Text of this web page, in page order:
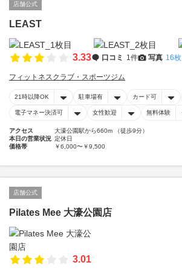
店舗公式
LEAST
3.33 口コミ 1件 写真 16枚
フィットネスクラブ・スポーツジム
21時以降OK 駐車場有 カード可
電子マネー決済可 女性歓迎 無料体験
アクセス
大濠公園駅から660m （徒歩9分）
本日の営業状況 定休日
価格帯
￥6,000〜￥9,500
店舗公式
Pilates Mee 大濠公園店
3.01